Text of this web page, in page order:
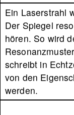
Ein Laserstrahl
Der Spiegel
hören. So wird
schreibt in
von den
werden.